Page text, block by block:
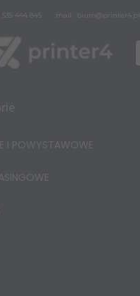
535 444 845 mail: biuro@printer4.pl
I POWYSTAWOWE